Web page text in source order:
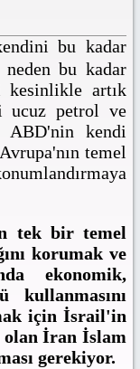
bu kadar
bu kadar
kesinlikle artık
ucuz petrol ve
kendi
temel
tek bir temel
korumak ve
ekonomik,
için İsrail'in
olan İran İslam
gerekiyor.